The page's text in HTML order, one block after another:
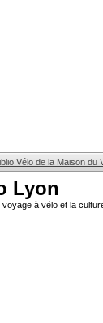
Vélo de la Maison du
Lyon
à vélo et la